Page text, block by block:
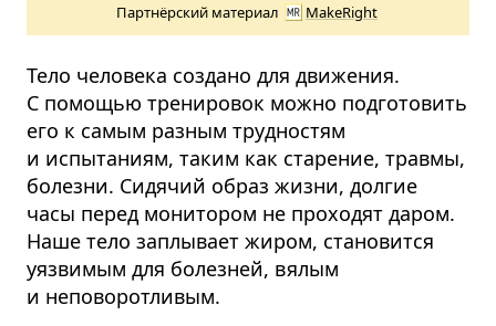
Партнёрский материал MakeRight
Тело человека создано для движения.
С помощью тренировок можно подготовить
его к самым разным трудностям
и испытаниям, таким как старение, травмы,
болезни. Сидячий образ жизни, долгие
часы перед монитором не проходят даром.
Наше тело заплывает жиром, становится
уязвимым для болезней, вялым
и неповоротливым.